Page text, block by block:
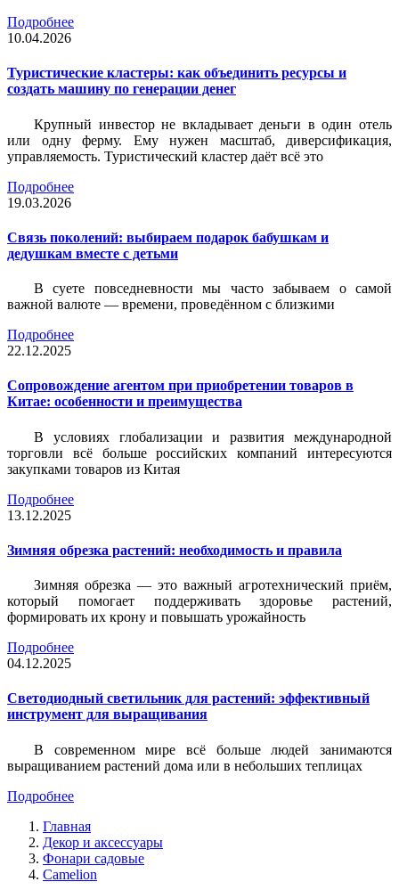
Подробнее
10.04.2026
Туристические кластеры: как объединить ресурсы и
создать машину по генерации денег
Крупный инвестор не вкладывает деньги в один отель
или одну ферму. Ему нужен масштаб, диверсификация,
управляемость. Туристический кластер даёт всё это
Подробнее
19.03.2026
Связь поколений: выбираем подарок бабушкам и
дедушкам вместе с детьми
В суете повседневности мы часто забываем о самой
важной валюте — времени, проведённом с близкими
Подробнее
22.12.2025
Сопровождение агентом при приобретении товаров в
Китае: особенности и преимущества
В условиях глобализации и развития международной
торговли всё больше российских компаний интересуются
закупками товаров из Китая
Подробнее
13.12.2025
Зимняя обрезка растений: необходимость и правила
Зимняя обрезка — это важный агротехнический приём,
который помогает поддерживать здоровье растений,
формировать их крону и повышать урожайность
Подробнее
04.12.2025
Светодиодный светильник для растений: эффективный
инструмент для выращивания
В современном мире всё больше людей занимаются
выращиванием растений дома или в небольших теплицах
Подробнее
Главная
Декор и аксессуары
Фонари садовые
Camelion